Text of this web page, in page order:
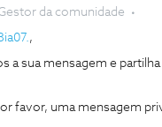
da comunidade
,
a sua mensagem e partilha
favor, uma mensagem